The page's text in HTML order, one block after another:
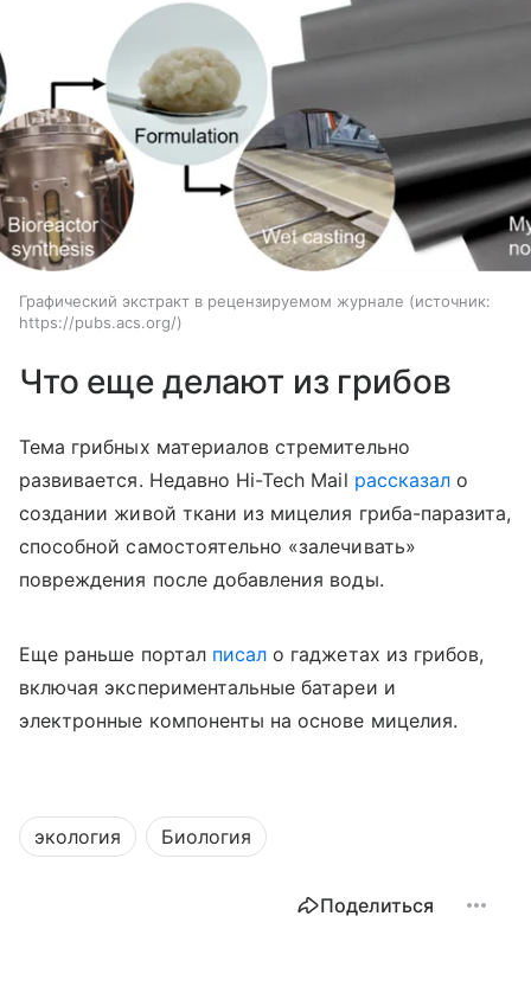
Графический экстракт в рецензируемом журнале
источник:
https://pubs.acs.org/
Что еще делают из грибов
Тема грибных материалов стремительно
развивается. Недавно Hi-Tech Mail рассказал о
создании живой ткани из мицелия гриба-паразита,
способной самостоятельно «залечивать»
повреждения после добавления воды.
Еще раньше портал писал о гаджетах из грибов,
включая экспериментальные батареи и
электронные компоненты на основе мицелия.
экология Биология
Поделиться